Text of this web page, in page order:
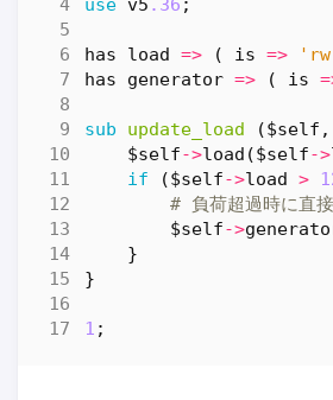
use v5 .36 ;
has load => ( is =>
has
generator => ( is
sub update_load
($self,
$self->load ($self->
if
($self->load >
# 負荷超過時に直
$self->
}
}
1 ;